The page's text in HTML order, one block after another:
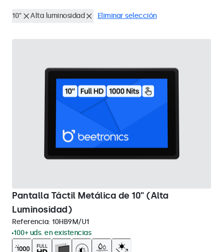
10" Alta luminosidad Eliminar selección
Pantalla Táctil Metálica de 10" (Alta
Luminosidad)
Referencia: 10HB9M/U1
100+ uds. en existencias